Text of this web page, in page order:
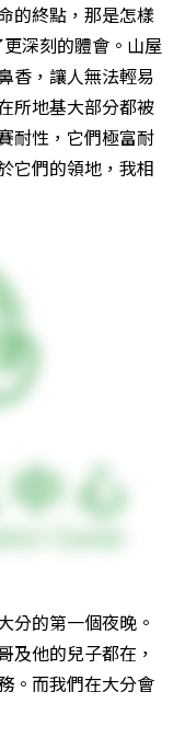
的終點，那是怎樣
深刻的體會。山屋
香，讓人無法輕易
所地基大部分都被
耐性，它們極富耐
它們的領地，我相
分的第一個夜晚。
及他的兒子都在，
。而我們在大分會